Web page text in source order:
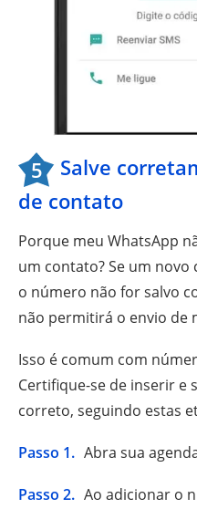
5
Salve
de contato
Porque meu WhatsApp
um contato? Se um
o número não for salvo
não permitirá o envio de
Isso é comum com
Certifique-se de inserir e
correto, seguindo estas
Passo 1. Abra sua
Passo 2. Ao adicionar o